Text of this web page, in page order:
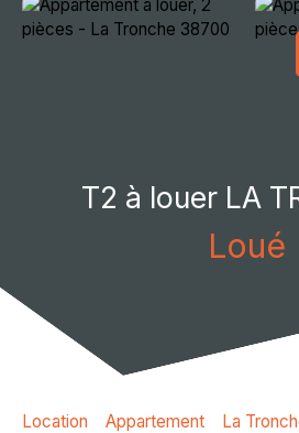
T2 à louer LA
Loué
Location Appartement
La